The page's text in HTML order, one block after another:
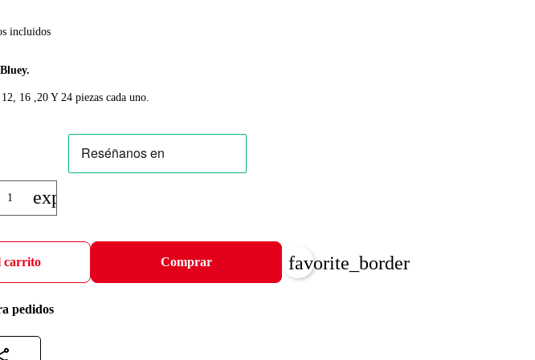
incluidos
16 ,20 Y 24 piezas cada uno.
expand_less
carrito Comprar favorite_border
pedidos